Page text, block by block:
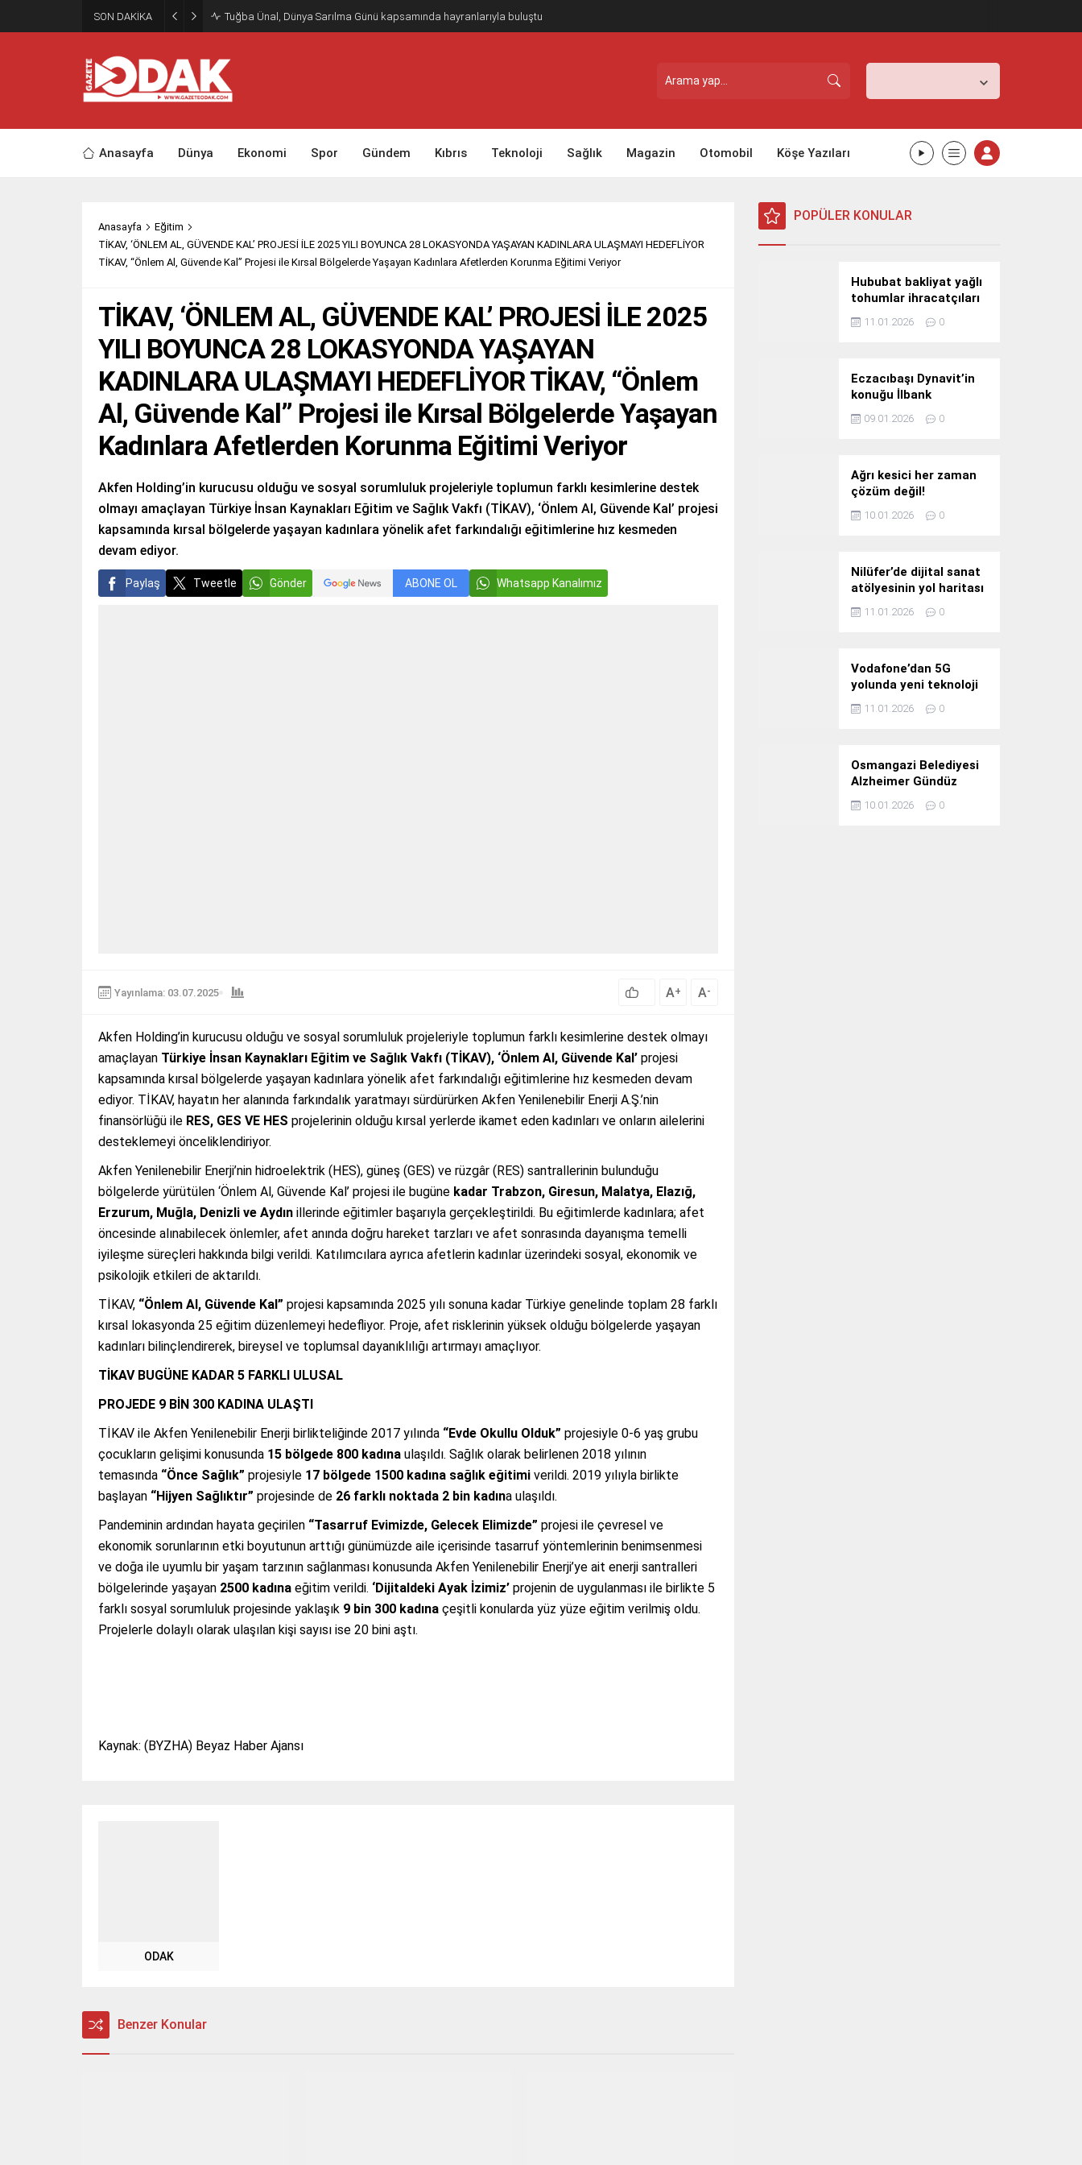
SON DAKİKA Tuğba Ünal, Dünya Sarılma Günü kapsamında hayranlarıyla buluştu
Anasayfa Dünya Ekonomi Spor Gündem Kıbrıs Teknoloji Sağlık Magazin Otomobil Köşe Yazıları
Anasayfa
Eğitim
TİKAV, ‘ÖNLEM AL, GÜVENDE KAL’ PROJESİ İLE 2025 YILI BOYUNCA 28 LOKASYONDA YAŞAYAN KADINLARA ULAŞMAYI HEDEFLİYOR
TİKAV, “Önlem Al, Güvende Kal” Projesi ile Kırsal Bölgelerde Yaşayan Kadınlara Afetlerden Korunma Eğitimi Veriyor
TİKAV, ‘ÖNLEM AL, GÜVENDE KAL’ PROJESİ İLE 2025
YILI BOYUNCA 28 LOKASYONDA YAŞAYAN
KADINLARA ULAŞMAYI HEDEFLİYOR TİKAV, “Önlem
Al, Güvende Kal” Projesi ile Kırsal Bölgelerde Yaşayan
Kadınlara Afetlerden Korunma Eğitimi Veriyor
Akfen Holding’in kurucusu olduğu ve sosyal sorumluluk projeleriyle toplumun farklı kesimlerine destek
olmayı amaçlayan Türkiye İnsan Kaynakları Eğitim ve Sağlık Vakfı (TİKAV), ‘Önlem Al, Güvende Kal’ projesi
kapsamında kırsal bölgelerde yaşayan kadınlara yönelik afet farkındalığı eğitimlerine hız kesmeden
devam ediyor.
Paylaş Tweetle Gönder ABONE OL Whatsapp Kanalımız
Yayınlama: 03.07.2025 A+ A-
Akfen Holding’in kurucusu olduğu ve sosyal sorumluluk projeleriyle toplumun farklı kesimlerine destek olmayı
amaçlayan Türkiye İnsan Kaynakları Eğitim ve Sağlık Vakfı (TİKAV), ‘Önlem Al, Güvende Kal’ projesi
kapsamında kırsal bölgelerde yaşayan kadınlara yönelik afet farkındalığı eğitimlerine hız kesmeden devam
ediyor. TİKAV, hayatın her alanında farkındalık yaratmayı sürdürürken Akfen Yenilenebilir Enerji A.Ş.’nin
finansörlüğü ile RES, GES VE HES projelerinin olduğu kırsal yerlerde ikamet eden kadınları ve onların ailelerini
desteklemeyi önceliklendiriyor.
Akfen Yenilenebilir Enerji’nin hidroelektrik (HES), güneş (GES) ve rüzgâr (RES) santrallerinin bulunduğu
bölgelerde yürütülen ‘Önlem Al, Güvende Kal’ projesi ile bugüne kadar Trabzon, Giresun, Malatya, Elazığ,
Erzurum, Muğla, Denizli ve Aydın illerinde eğitimler başarıyla gerçekleştirildi. Bu eğitimlerde kadınlara; afet
öncesinde alınabilecek önlemler, afet anında doğru hareket tarzları ve afet sonrasında dayanışma temelli
iyileşme süreçleri hakkında bilgi verildi. Katılımcılara ayrıca afetlerin kadınlar üzerindeki sosyal, ekonomik ve
psikolojik etkileri de aktarıldı.
TİKAV, “Önlem Al, Güvende Kal” projesi kapsamında 2025 yılı sonuna kadar Türkiye genelinde toplam 28 farklı
kırsal lokasyonda 25 eğitim düzenlemeyi hedefliyor. Proje, afet risklerinin yüksek olduğu bölgelerde yaşayan
kadınları bilinçlendirerek, bireysel ve toplumsal dayanıklılığı artırmayı amaçlıyor.
TİKAV BUGÜNE KADAR 5 FARKLI ULUSAL
PROJEDE 9 BİN 300 KADINA ULAŞTI
TİKAV ile Akfen Yenilenebilir Enerji birlikteliğinde 2017 yılında “Evde Okullu Olduk” projesiyle 0-6 yaş grubu
çocukların gelişimi konusunda 15 bölgede 800 kadına ulaşıldı. Sağlık olarak belirlenen 2018 yılının
temasında “Önce Sağlık” projesiyle 17 bölgede 1500 kadına sağlık eğitimi verildi. 2019 yılıyla birlikte
başlayan “Hijyen Sağlıktır” projesinde de 26 farklı noktada 2 bin kadına ulaşıldı.
Pandeminin ardından hayata geçirilen “Tasarruf Evimizde, Gelecek Elimizde” projesi ile çevresel ve
ekonomik sorunlarının etki boyutunun arttığı günümüzde aile içerisinde tasarruf yöntemlerinin benimsenmesi
ve doğa ile uyumlu bir yaşam tarzının sağlanması konusunda Akfen Yenilenebilir Enerji’ye ait enerji santralleri
bölgelerinde yaşayan 2500 kadına eğitim verildi. ‘Dijitaldeki Ayak İzimiz’ projenin de uygulanması ile birlikte 5
farklı sosyal sorumluluk projesinde yaklaşık 9 bin 300 kadına çeşitli konularda yüz yüze eğitim verilmiş oldu.
Projelerle dolaylı olarak ulaşılan kişi sayısı ise 20 bini aştı.
Kaynak: (BYZHA) Beyaz Haber Ajansı
ODAK
Benzer Konular
POPÜLER KONULAR
Hububat bakliyat yağlı
tohumlar ihracatçıları
Güney Kore yolcusu
11.01.2026 0
Eczacıbaşı Dynavit’in
konuğu İlbank
09.01.2026 0
Ağrı kesici her zaman
çözüm değil!
10.01.2026 0
Nilüfer’de dijital sanat
atölyesinin yol haritası
konuşuldu
11.01.2026 0
Vodafone’dan 5G
yolunda yeni teknoloji
yatırımı
11.01.2026 0
Osmangazi Belediyesi
Alzheimer Gündüz
Bakım Evi 3. Yılını
Kutladı
10.01.2026 0